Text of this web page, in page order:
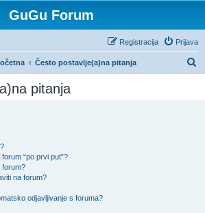
GuGu Forum
Prijava
Registracija
Često postavlje(a)na pitanja
pitanja
“po prvi put”?
forum?
na forum?
odjavljivanje s foruma?